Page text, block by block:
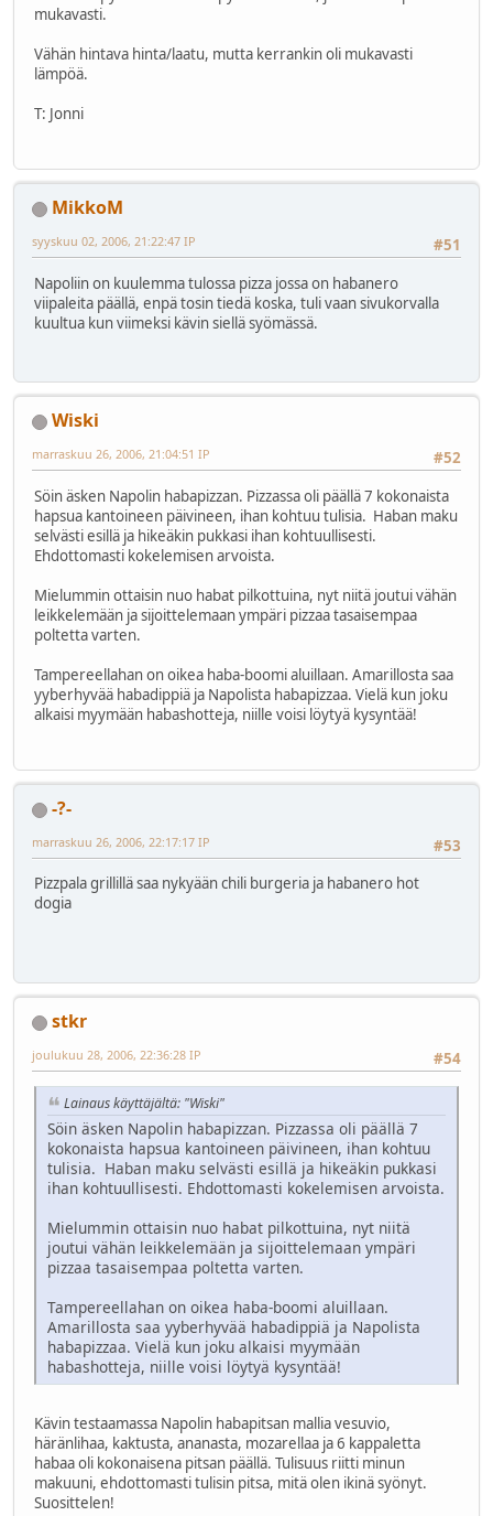
mukavasti.
Vähän hintava hinta/laatu, mutta kerrankin oli mukavasti
lämpöä.
T: Jonni
MikkoM
#51
syyskuu 02, 2006, 21:22:47 IP
Napoliin on kuulemma tulossa pizza jossa on habanero
viipaleita päällä, enpä tosin tiedä koska, tuli vaan sivukorvalla
kuultua kun viimeksi kävin siellä syömässä.
Wiski
#52
marraskuu 26, 2006, 21:04:51 IP
Söin äsken Napolin habapizzan. Pizzassa oli päällä 7 kokonaista
hapsua kantoineen päivineen, ihan kohtuu tulisia. Haban maku
selvästi esillä ja hikeäkin pukkasi ihan kohtuullisesti.
Ehdottomasti kokelemisen arvoista.
Mielummin ottaisin nuo habat pilkottuina, nyt niitä joutui vähän
leikkelemään ja sijoittelemaan ympäri pizzaa tasaisempaa
poltetta varten.
Tampereellahan on oikea haba-boomi aluillaan. Amarillosta saa
yyberhyvää habadippiä ja Napolista habapizzaa. Vielä kun joku
alkaisi myymään habashotteja, niille voisi löytyä kysyntää!
-?-
#53
marraskuu 26, 2006, 22:17:17 IP
Pizzpala grillillä saa nykyään chili burgeria ja habanero hot
dogia
stkr
#54
joulukuu 28, 2006, 22:36:28 IP
Lainaus käyttäjältä: "Wiski"
Söin äsken Napolin habapizzan. Pizzassa oli päällä 7
kokonaista hapsua kantoineen päivineen, ihan kohtuu
tulisia. Haban maku selvästi esillä ja hikeäkin pukkasi
ihan kohtuullisesti. Ehdottomasti kokelemisen arvoista.
Mielummin ottaisin nuo habat pilkottuina, nyt niitä
joutui vähän leikkelemään ja sijoittelemaan ympäri
pizzaa tasaisempaa poltetta varten.
Tampereellahan on oikea haba-boomi aluillaan.
Amarillosta saa yyberhyvää habadippiä ja Napolista
habapizzaa. Vielä kun joku alkaisi myymään
habashotteja, niille voisi löytyä kysyntää!
Kävin testaamassa Napolin habapitsan mallia vesuvio,
häränlihaa, kaktusta, ananasta, mozarellaa ja 6 kappaletta
habaa oli kokonaisena pitsan päällä. Tulisuus riitti minun
makuuni, ehdottomasti tulisin pitsa, mitä olen ikinä syönyt.
Suosittelen!